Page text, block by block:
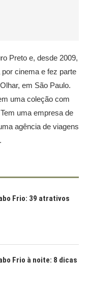
Preto e, desde 2009,
cinema e fez parte
em São Paulo.
uma coleção com
uma empresa de
agência de viagens
Frio: 39 atrativos
Frio à noite: 8 dicas